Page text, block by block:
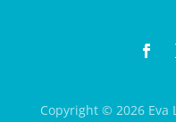
Copyright © 2026 Eva